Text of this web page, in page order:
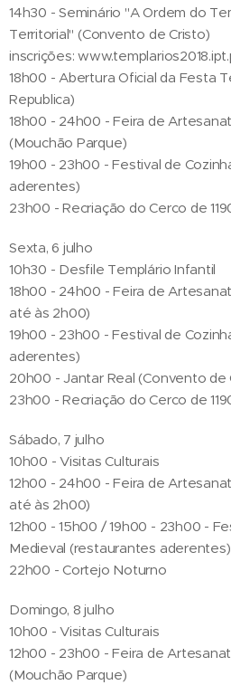
14h30 - Seminário "A Ordem do
Territorial" (Convento de Cristo)
inscrições:
18h00 - Abertura Oficial da Festa
Republica)
18h00 - 24h00 - Feira de
(Mouchão Parque)
19h00 - 23h00 - Festival de
aderentes)
23h00 - Recriação do Cerco de
Sexta, 6 julho
10h30 - Desfile Templário Infantil
18h00 - 24h00 - Feira de
até às 2h00)
19h00 - 23h00 - Festival de
aderentes)
20h00 - Jantar Real (Convento de
23h00 - Recriação do Cerco de
Sábado, 7 julho
10h00 - Visitas Culturais
12h00 - 24h00 - Feira de
até às 2h00)
12h00 - 15h00 / 19h00 - 23h00 -
Medieval (restaurantes aderentes)
22h00 - Cortejo Noturno
Domingo, 8 julho
10h00 - Visitas Culturais
12h00 - 23h00 - Feira de
(Mouchão Parque)